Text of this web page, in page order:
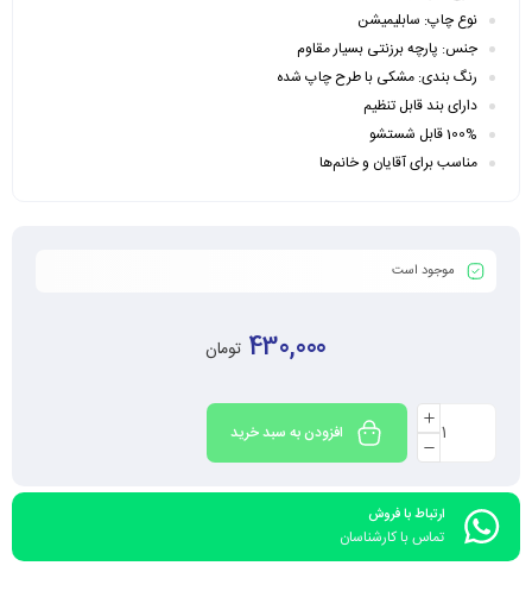
نوع چاپ: سابلیمیشن
جنس: پارچه برزنتی بسیار مقاوم
رنگ بندی: مشکی با طرح چاپ شده
دارای بند قابل تنظیم
100% قابل شستشو
مناسب برای آقایان و خانم‌ها
موجود است
430,000 تومان
افزودن به سبد خرید
ارتباط با فروش
تماس با کارشناسان